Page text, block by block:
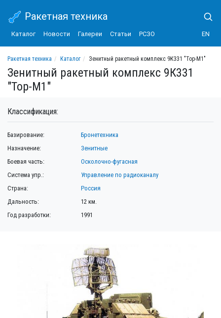
Ракетная техника
Каталог Новости Галереи Статьи РСЗО EN
Ракетная техника Каталог Зенитный ракетный комплекс 9К331 "Тор-M1"
Зенитный ракетный комплекс 9К331
"Тор-M1"
Классификация:
Базирование:
Бронетехника
Назначение:
Зенитные
Боевая часть:
Осколочно-фугасная
Система упр.:
Управление по радиоканалу
Страна:
Россия
Дальность:
12 км.
Год разработки:
1991